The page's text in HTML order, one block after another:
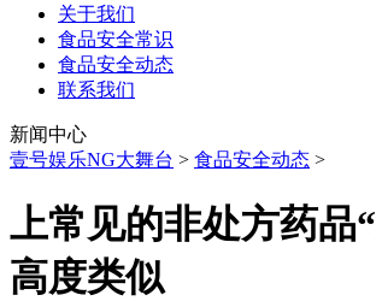
关于我们
食品安全常识
食品安全动态
联系我们
新闻中心
壹号娱乐NG大舞台 > 食品安全动态 >
上常见的非处方药品
高度类似